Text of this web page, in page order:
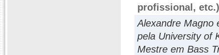
profissional, etc.)
Alexandre Magno
pela University of
Mestre em Bass